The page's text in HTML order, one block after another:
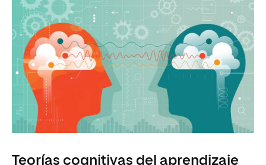
Teorías cognitivas del aprendizaje